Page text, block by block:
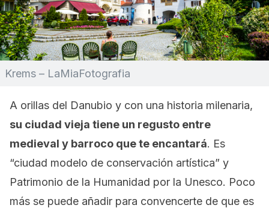
Krems – LaMiaFotografia
A orillas del Danubio y con una historia milenaria,
su ciudad vieja tiene un regusto entre
medieval y barroco que te encantará. Es
“ciudad modelo de conservación artística” y
Patrimonio de la Humanidad por la Unesco. Poco
más se puede añadir para convencerte de que es